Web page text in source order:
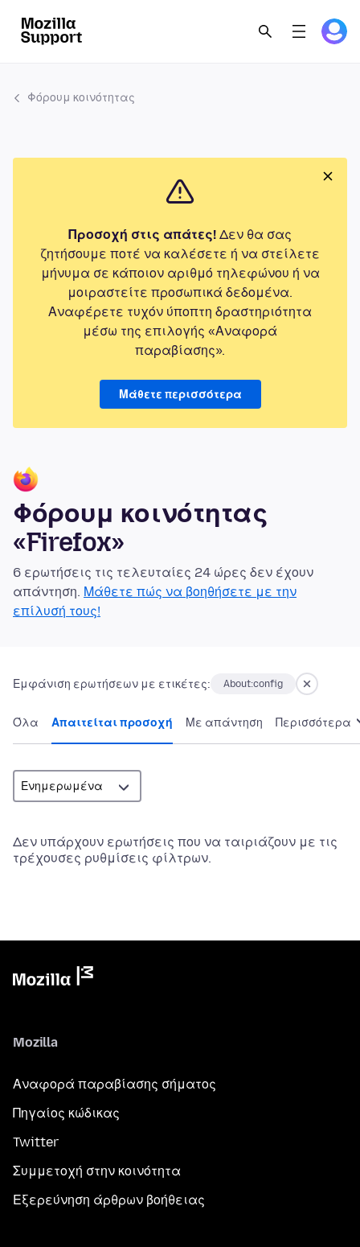
Φόρουμ κοινότητας
Προσοχή στις απάτες! Δεν θα σας
ζητήσουμε ποτέ να καλέσετε ή να στείλετε
μήνυμα σε κάποιον αριθμό τηλεφώνου ή να
μοιραστείτε προσωπικά δεδομένα.
Αναφέρετε τυχόν ύποπτη δραστηριότητα
μέσω της επιλογής «Αναφορά
παραβίασης».
Μάθετε περισσότερα
Φόρουμ κοινότητας
«Firefox»
6 ερωτήσεις τις τελευταίες 24 ώρες δεν έχουν
απάντηση. Μάθετε πώς να βοηθήσετε με την
επίλυσή τους!
Εμφάνιση ερωτήσεων με ετικέτες: About:config
Όλα Απαιτείται προσοχή Με απάντηση Περισσότερα
Δεν υπάρχουν ερωτήσεις που να ταιριάζουν με τις
τρέχουσες ρυθμίσεις φίλτρων.
Mozilla
Αναφορά παραβίασης σήματος
Πηγαίος κώδικας
Twitter
Συμμετοχή στην κοινότητα
Εξερεύνηση άρθρων βοήθειας